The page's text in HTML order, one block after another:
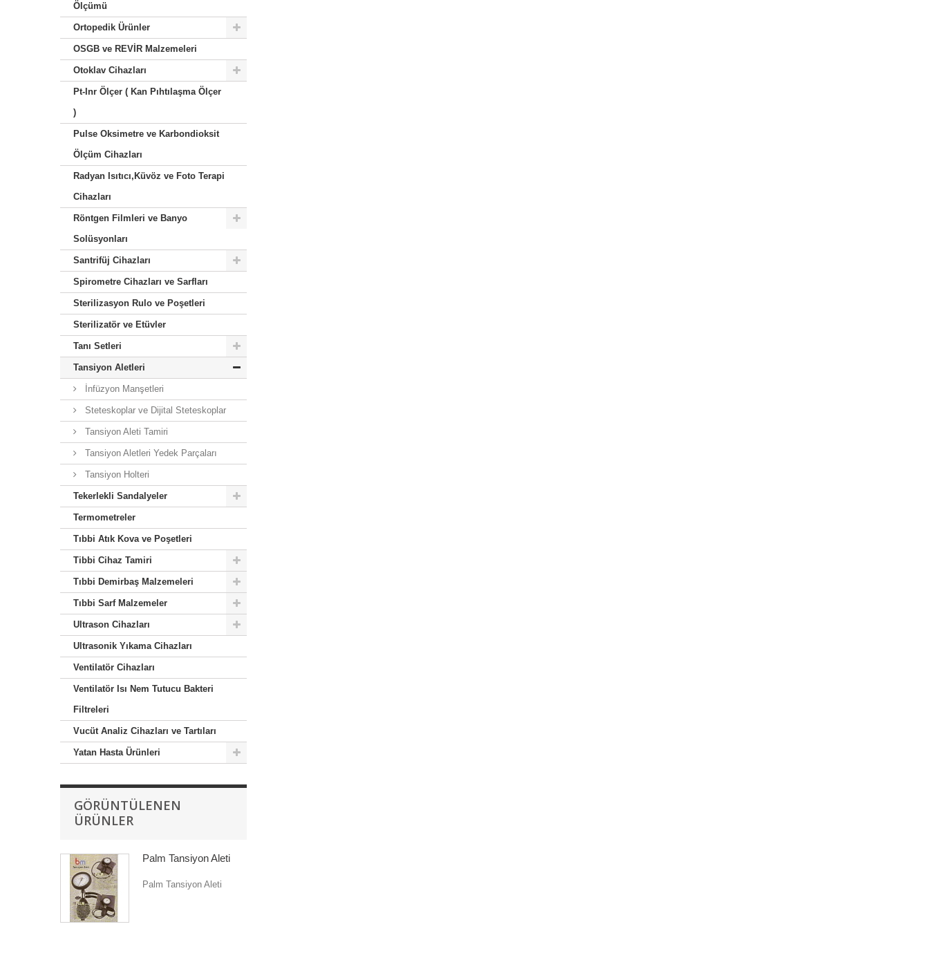
Ölçümü
Ortopedik Ürünler
OSGB ve REVİR Malzemeleri
Otoklav Cihazları
Pt-Inr Ölçer ( Kan Pıhtılaşma Ölçer
)
Pulse Oksimetre ve Karbondioksit
Ölçüm Cihazları
Radyan Isıtıcı,Küvöz ve Foto Terapi
Cihazları
Röntgen Filmleri ve Banyo
Solüsyonları
Santrifüj Cihazları
Spirometre Cihazları ve Sarfları
Sterilizasyon Rulo ve Poşetleri
Sterilizatör ve Etüvler
Tanı Setleri
Tansiyon Aletleri
İnfüzyon Manşetleri
Steteskoplar ve Dijital Steteskoplar
Tansiyon Aleti Tamiri
Tansiyon Aletleri Yedek Parçaları
Tansiyon Holteri
Tekerlekli Sandalyeler
Termometreler
Tıbbi Atık Kova ve Poşetleri
Tibbi Cihaz Tamiri
Tıbbi Demirbaş Malzemeleri
Tıbbi Sarf Malzemeler
Ultrason Cihazları
Ultrasonik Yıkama Cihazları
Ventilatör Cihazları
Ventilatör Isı Nem Tutucu Bakteri
Filtreleri
Vucüt Analiz Cihazları ve Tartıları
Yatan Hasta Ürünleri
GÖRÜNTÜLENEN
ÜRÜNLER
Palm Tansiyon Aleti
Palm Tansiyon Aleti